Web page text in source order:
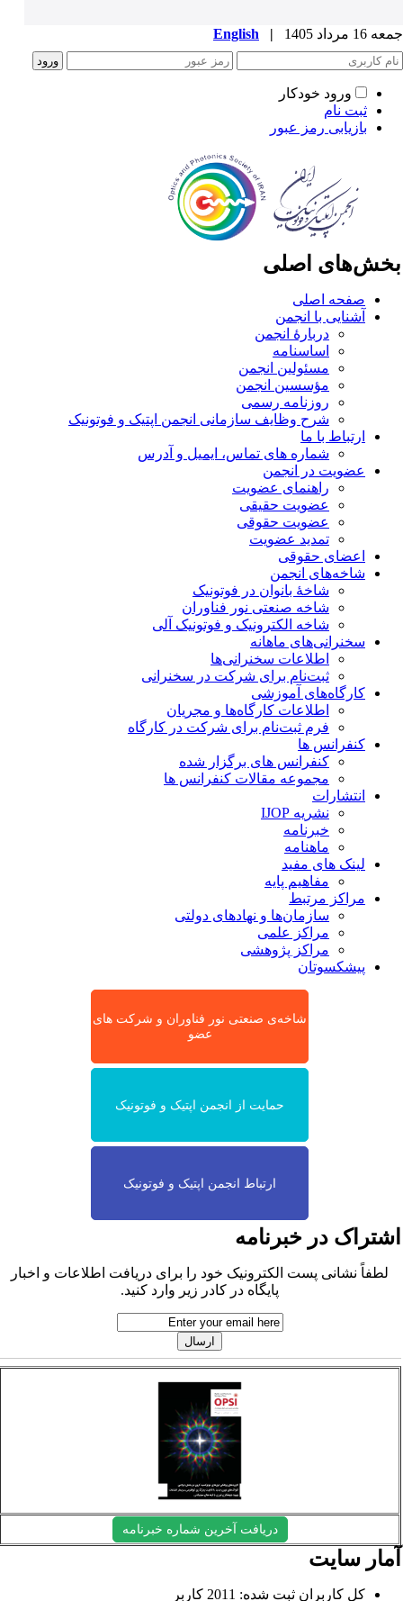
مرداد 1405 |
English
ورود خودکار
ثبت نام
بازیابی رمز عبور
اصلی
صفحه اصلی
آشنایی با انجمن
دربارۀ انجمن
اساسنامه
مسئولین انجمن
مؤسسین انجمن
روزنامه رسمی
شرح وظایف سازمانی انجمن اپتیک و فوتونیک
ارتباط با ما
شماره های تماس، ایمیل و آدرس
عضویت در انجمن
راهنمای عضویت
عضویت حقیقی
عضویت حقوقی
تمدید عضویت
اعضای حقوقی
شاخه‌های انجمن
شاخۀ بانوان در فوتونیک
شاخه صنعتی نور فناوران
شاخه‌ الکترونیک و فوتونیک آلی
سخنرانی‌های ماهانه
اطلاعات سخنرانی‌‌ها
ثبت‌نام برای شرکت در سخنرانی
کارگاه‌های آموزشی
اطلاعات کارگاه‌ها و مجریان
فرم ثبت‌نام برای شرکت در کارگاه
کنفرانس ها
کنفرانس های برگزار شده
مجموعه مقالات کنفرانس ها
انتشارات
نشریه IJOP
خبرنامه
ماهنامه
لینک های مفید
مفاهیم پایه
مراکز مرتبط
سازمان‌ها و نهادهای دولتی
مراکز علمی
مراکز پژوهشی
پیشکسوتان
شاخه‌ی صنعتی نور فناوران و شرکت های
عضو
حمایت از انجمن اپتیک و فوتونیک
ارتباط انجمن اپتیک و فوتونیک
در خبرنامه
لطفاً نشانی پست الکترونیک خود را برای دریافت اطلاعات و اخبار
پایگاه در کادر زیر وارد کنید.
دریافت آخرین شماره خبرنامه
سایت
کل کاربران ثبت شده: 2011 کاربر